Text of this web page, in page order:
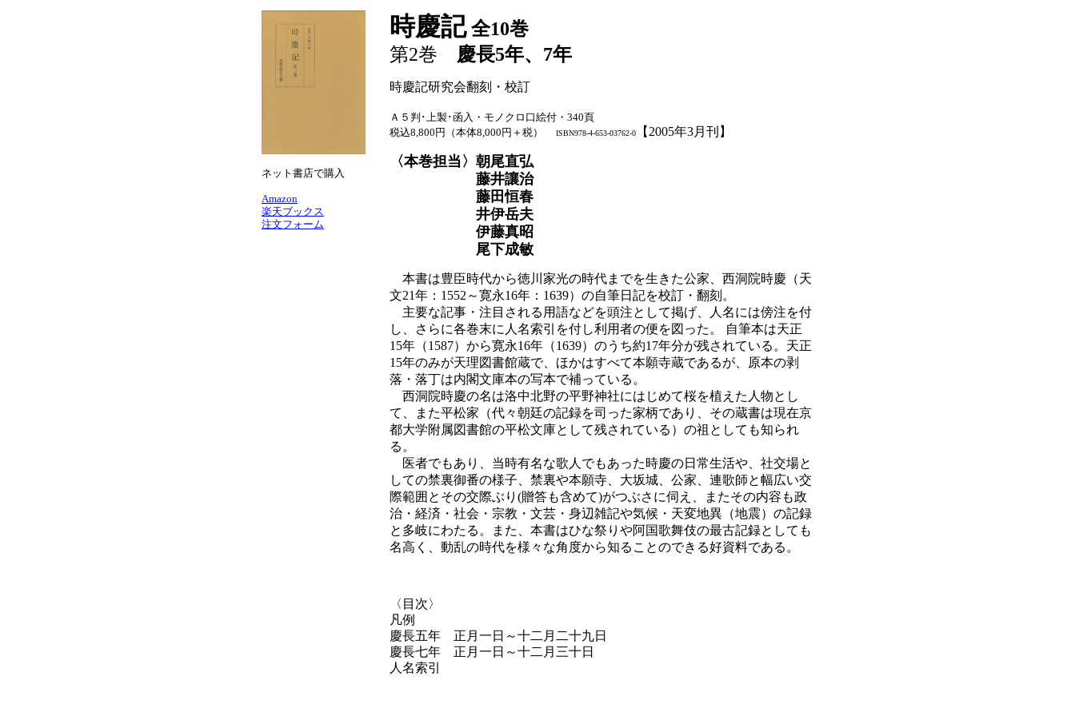
ネット書店で購入
Amazon
楽天ブックス
注文フォーム
時慶記 全10巻
第2巻 慶長5年、7年
時慶記研究会翻刻・校訂
Ａ５判･上製･函入・モノクロ口絵付・340頁
税込8,800円（本体8,000円＋税）
ISBN978-4-653-03762-0 【2005年3月刊】
〈本巻担当〉朝尾直弘
藤井讓治
藤田恒春
井伊岳夫
伊藤真昭
尾下成敏
本書は豊臣時代から徳川家光の時代までを生きた公家、西洞院時慶（天
文21年：1552～寛永16年：1639）の自筆日記を校訂・翻刻。
主要な記事・注目される用語などを頭注として掲げ、人名には傍注を付
し、さらに各巻末に人名索引を付し利用者の便を図った。 自筆本は天正
15年（1587）から寛永16年（1639）のうち約17年分が残されている。天正
15年のみが天理図書館蔵で、ほかはすべて本願寺蔵であるが、原本の剥
落・落丁は内閣文庫本の写本で補っている。
西洞院時慶の名は洛中北野の平野神社にはじめて桜を植えた人物とし
て、また平松家（代々朝廷の記録を司った家柄であり、その蔵書は現在京
都大学附属図書館の平松文庫として残されている）の祖としても知られ
る。
医者でもあり、当時有名な歌人でもあった時慶の日常生活や、社交場と
しての禁裏御番の様子、禁裏や本願寺、大坂城、公家、連歌師と幅広い交
際範囲とその交際ぶり(贈答も含めて)がつぶさに伺え、またその内容も政
治・経済・社会・宗教・文芸・身辺雑記や気候・天変地異（地震）の記録
と多岐にわたる。また、本書はひな祭りや阿国歌舞伎の最古記録としても
名高く、動乱の時代を様々な角度から知ることのできる好資料である。
〈目次〉
凡例
慶長五年 正月一日～十二月二十九日
慶長七年 正月一日～十二月三十日
人名索引